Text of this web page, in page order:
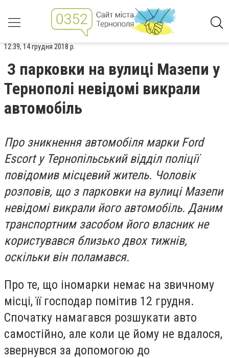
12:39, 14 грудня 2018 р.
З парковки на вулиці Мазепи у
Тернополі невідомі викрали
автомобіль
Про зникнення автомобіля марки Ford
Escort у Тернопільський відділ поліції
повідомив місцевий житель. Чоловік
розповів, що з парковки на вулиці Мазепи
невідомі викрали його автомобіль. Даним
транспортним засобом його власник не
користувався близько двох тижнів,
оскільки він поламався.
Про те, що іномарки немає на звичному
місці, її господар помітив 12 грудня.
Спочатку намагався розшукати авто
самостійно, але коли це йому не вдалося,
звернувся за допомогою до